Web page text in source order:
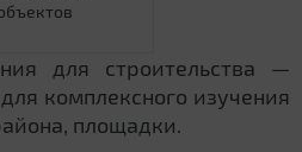
для строительства —
комплексного изучения
площадки.